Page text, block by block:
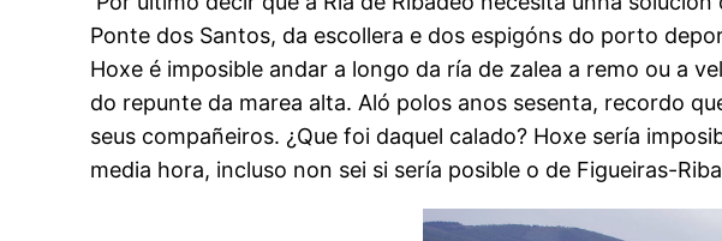
Ponte dos Santos, da escollera e dos espigóns do porto
Hoxe é imposible andar a longo da ría de zalea a remo ou a
do repunte da marea alta. Aló polos anos sesenta, recordo
seus compañeiros. ¿Que foi daquel calado? Hoxe sería
media hora, incluso non sei si sería posible o de Figueiras-